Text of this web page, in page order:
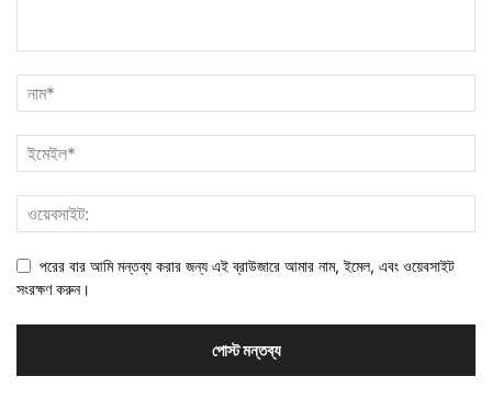
পরের বার আমি মন্তব্য করার জন্য এই ব্রাউজারে আমার নাম, ইমেল, এবং ওয়েবসাইট
সংরক্ষণ করুন।